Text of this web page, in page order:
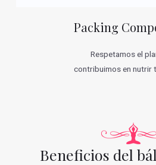
Packing
Respetamos el
contribuimos en nutrir
Beneficios del